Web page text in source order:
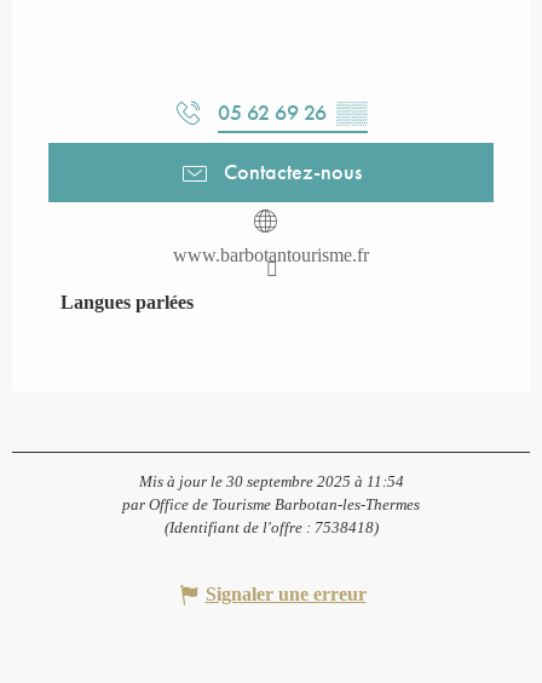
05 62 69 26 ▒▒
Contactez-nous
www.barbotantourisme.fr
Langues parlées
Langues parlées
Mis à jour le 30 septembre 2025 à 11:54
par Office de Tourisme Barbotan-les-Thermes
(Identifiant de l'offre : 7538418)
Signaler une erreur